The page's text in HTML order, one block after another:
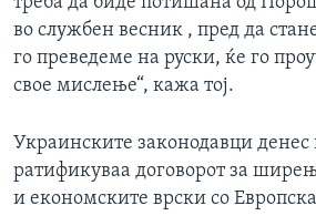
во службен весник , пред да
го преведеме на руски, ќе го
свое мислење“, кажа тој.
Украинските законодавци денес
ратификуваа договорот за
и економските врски со